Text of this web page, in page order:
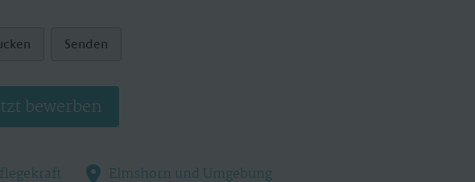
Senden
bewerben
Elmshorn und Umgebung